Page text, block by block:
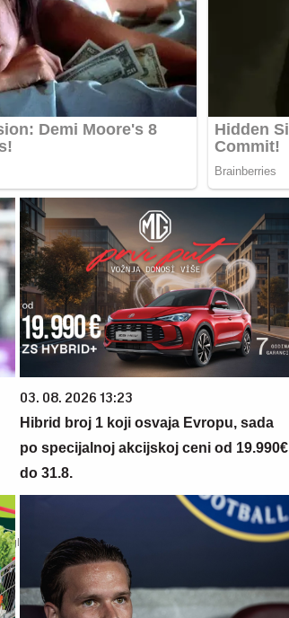
03. 08. 2026 13:23
Hibrid broj 1 koji osvaja Evropu, sada
po specijalnoj akcijskoj ceni od 19.990€
do 31.8.